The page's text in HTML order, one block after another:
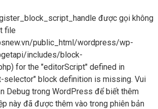
được gọi không
file
public_html/wordpress/wp-
includes/block-
for the "editorScript" defined in
selector" block definition is missing. Vui
Debug trong WordPress để biết thêm
này đã được thêm vào trong phiên bản